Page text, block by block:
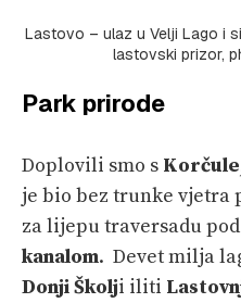
Lastovo – ulaz u Velji Lago i
lastovski prizor,
Park prirode
Doplovili smo s Korčule
je bio bez trunke vjetra
za lijepu traversadu
kanalom. Devet milja
Donji Školji iliti